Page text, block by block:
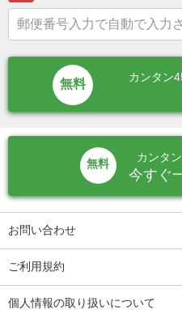
カンタン
無料
カンタ
今すぐ
お問い合わせ
ご利用規約
個人情報の取り扱いについて